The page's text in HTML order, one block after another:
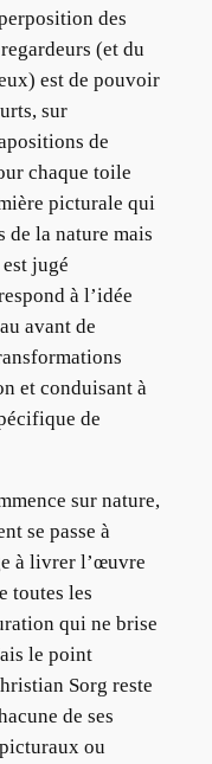
des
(et du
est de pouvoir
sur
de
chaque toile
picturale qui
de la nature mais
jugé
à l’idée
avant de
et conduisant à
de
sur nature,
se passe à
à livrer l’œuvre
toutes les
qui ne brise
le point
Sorg reste
de ses
ou